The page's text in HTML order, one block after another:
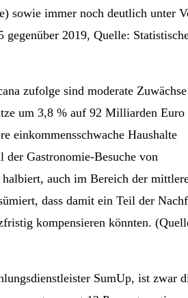
sowie immer noch deutlich unter
2019, Quelle:
zufolge sind moderate
um 3,8 % auf 92 Milliarden Euro
einkommensschwache Haushalte
Gastronomie-Besuche von
auch im Bereich der
dass damit ein Teil der
kompensieren könnten.
SumUp, ist zwar